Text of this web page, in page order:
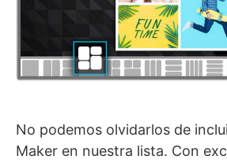
No podemos olvidarlos de
Maker en nuestra lista. Con